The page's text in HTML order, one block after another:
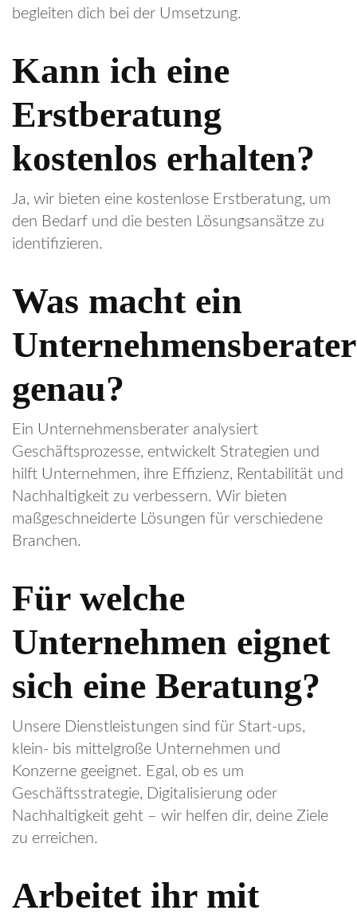
begleiten dich bei der Umsetzung.
Kann ich eine
Erstberatung
kostenlos erhalten?
Ja, wir bieten eine kostenlose Erstberatung, um
den Bedarf und die besten Lösungsansätze zu
identifizieren.
Was macht ein
Unternehmensberater
genau?
Ein Unternehmensberater analysiert
Geschäftsprozesse, entwickelt Strategien und
hilft Unternehmen, ihre Effizienz, Rentabilität und
Nachhaltigkeit zu verbessern. Wir bieten
maßgeschneiderte Lösungen für verschiedene
Branchen.
Für welche
Unternehmen eignet
sich eine Beratung?
Unsere Dienstleistungen sind für Start-ups,
klein- bis mittelgroße Unternehmen und
Konzerne geeignet. Egal, ob es um
Geschäftsstrategie, Digitalisierung oder
Nachhaltigkeit geht – wir helfen dir, deine Ziele
zu erreichen.
Arbeitet ihr mit